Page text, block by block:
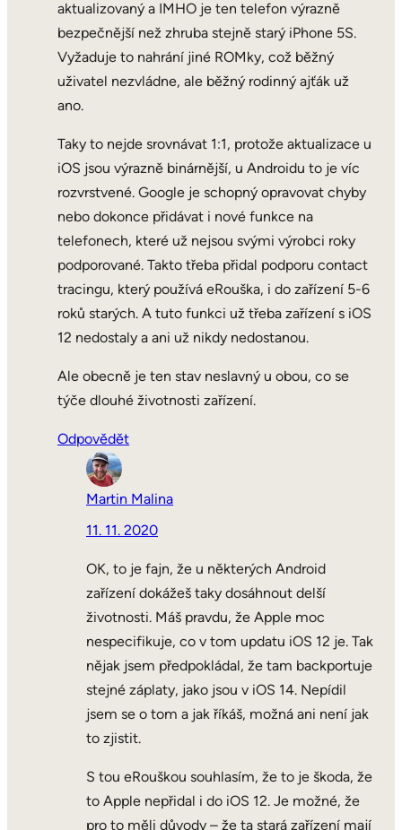
aktualizovaný a IMHO je ten telefon výrazně
bezpečnější než zhruba stejně starý iPhone 5S.
Vyžaduje to nahrání jiné ROMky, což běžný
uživatel nezvládne, ale běžný rodinný ajťák už
ano.
Taky to nejde srovnávat 1:1, protože aktualizace u
iOS jsou výrazně binárnější, u Androidu to je víc
rozvrstvené. Google je schopný opravovat chyby
nebo dokonce přidávat i nové funkce na
telefonech, které už nejsou svými výrobci roky
podporované. Takto třeba přidal podporu contact
tracingu, který používá eRouška, i do zařízení 5-6
roků starých. A tuto funkci už třeba zařízení s iOS
12 nedostaly a ani už nikdy nedostanou.
Ale obecně je ten stav neslavný u obou, co se
týče dlouhé životnosti zařízení.
Odpovědět
Martin Malina
11. 11. 2020
OK, to je fajn, že u některých Android
zařízení dokážeš taky dosáhnout delší
životnosti. Máš pravdu, že Apple moc
nespecifikuje, co v tom updatu iOS 12 je. Tak
nějak jsem předpokládal, že tam backportuje
stejné záplaty, jako jsou v iOS 14. Nepídil
jsem se o tom a jak říkáš, možná ani není jak
to zjistit.
S tou eRouškou souhlasím, že to je škoda, že
to Apple nepřidal i do iOS 12. Je možné, že
pro to měli důvody – že ta stará zařízení mají